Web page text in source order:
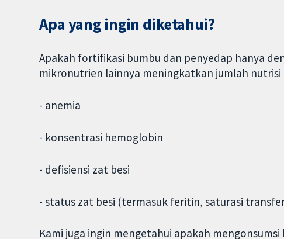
Apa yang ingin diketahui?
Apakah fortifikasi bumbu dan penyedap hanya
mikronutrien lainnya meningkatkan jumlah nutrisi
- anemia
- konsentrasi hemoglobin
- defisiensi zat besi
- status zat besi (termasuk feritin, saturasi
Kami juga ingin mengetahui apakah